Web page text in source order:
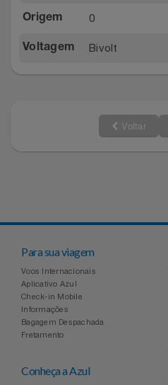
Relógios
Saúde E Bem-Estar
Stanley Pmi
The Bar
Origem 0
Voltagem Bivolt
Voltar
Para sua viagem
Voos Internacionais
Aplicativo Azul
Check-in Mobile
Informações
Bagagem Despachada
Fretamento
Conheça a Azul